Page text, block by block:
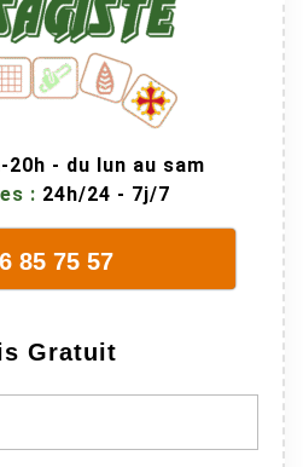
20h - du lun au sam
: 24h/24 - 7j/7
85 75 57
Gratuit